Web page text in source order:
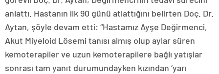
anlattı. Hastanın ilk 90 günü atlattığını belirten Doç. Dr.
Aytan, şöyle devam etti: “Hastamız Ayşe Değirmenci,
Akut Miyeloid Lösemi tanısı almış olup aylar süren
kemoterapiler ve uzun kemoterapilere bağlı yatışlar
sonrası tam yanıt durumundayken kızından ‘yarı